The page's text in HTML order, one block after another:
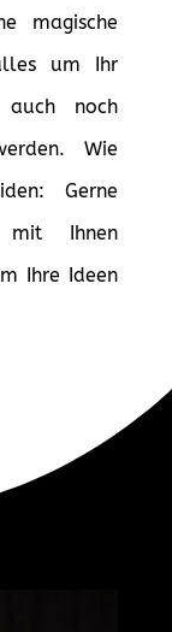
magische
um Ihr
noch
Wie
Gerne
mit Ihnen
Ihre Ideen